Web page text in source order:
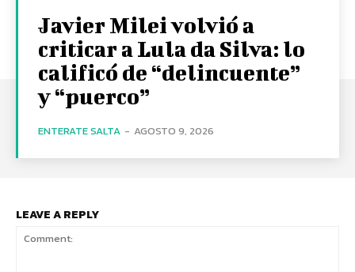
Javier Milei volvió a
criticar a Lula da Silva: lo
calificó de “delincuente”
y “puerco”
ENTERATE SALTA - AGOSTO 9, 2026
LEAVE A REPLY